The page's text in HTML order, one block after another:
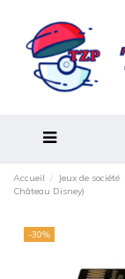
Accueil Jeux de société
Château Disney)
-30%